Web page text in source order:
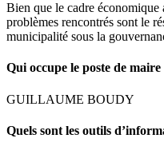
Bien que le cadre
problèmes rencontrés sont le
municipalité sous la
Qui occupe le poste de maire
GUILLAUME BOUDY
Quels sont les outils